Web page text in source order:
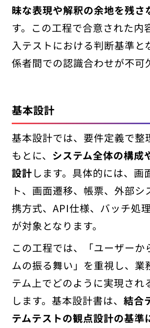
昧な表現や解釈の余地を残さ
す。この工程で合意された内
入テストにおける判断基準と
係者間での認識合わせが不可
基本設計
基本設計では、要件定義で整
もとに、 システム全体の構成
設計します。具体的には、画
ト、画面遷移、帳票、外部シ
携方式、API仕様、バッチ処
が対象となります。
この工程では、「ユーザーか
ムの振る舞い」を重視し、業
テム上でどのように実現され
します。基本設計書は、 結合
テムテストの観点設計の基準